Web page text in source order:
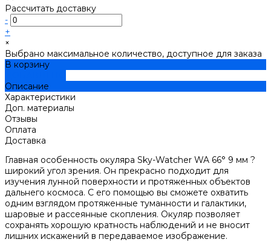
Рассчитать доставку
-
+
×
Выбрано максимальное количество, доступное для заказа
В корзину
Описание
Характеристики
Доп. материалы
Отзывы
Оплата
Доставка
Главная особенность окуляра Sky-Watcher WA 66° 9 мм ?
широкий угол зрения. Он прекрасно подходит для
изучения лунной поверхности и протяженных объектов
дальнего космоса. С его помощью вы сможете охватить
одним взглядом протяженные туманности и галактики,
шаровые и рассеянные скопления. Окуляр позволяет
сохранять хорошую кратность наблюдений и не вносит
лишних искажений в передаваемое изображение.